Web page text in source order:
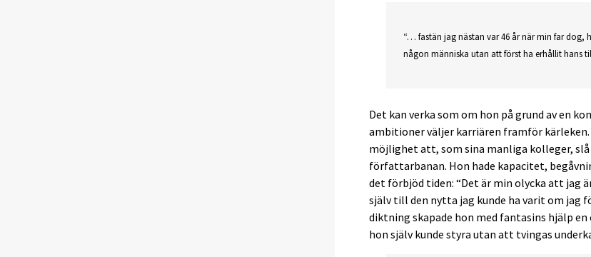
“… fastän jag nästan var 46 år när min far dog,
någon människa utan att först ha erhållit hans
Det kan verka som om hon på grund av en
ambitioner väljer karriären framför
möjlighet att, som sina manliga kolleger,
författarbanan. Hon hade kapacitet,
det förbjöd tiden: “Det är min olycka att jag
själv till den nytta jag kunde ha varit om jag
diktning skapade hon med fantasins hjälp
hon själv kunde styra utan att tvingas